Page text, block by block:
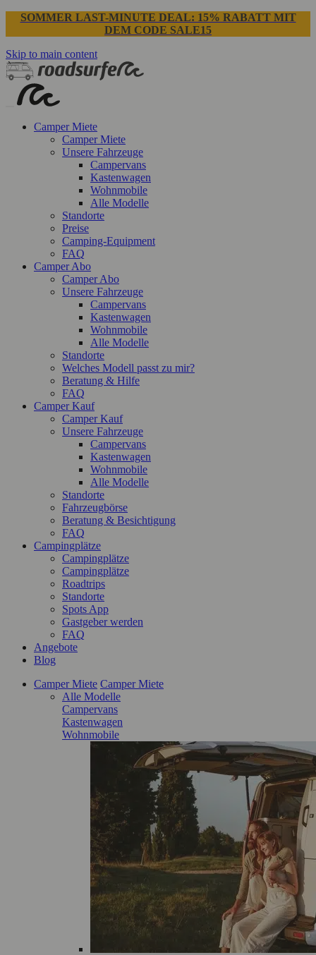
SOMMER LAST-MINUTE DEAL: 15% RABATT MIT
DEM CODE SALE15
Skip to main content
Camper Miete
Camper Miete
Unsere Fahrzeuge
Campervans
Kastenwagen
Wohnmobile
Alle Modelle
Standorte
Preise
Camping-Equipment
FAQ
Camper Abo
Camper Abo
Unsere Fahrzeuge
Campervans
Kastenwagen
Wohnmobile
Alle Modelle
Standorte
Welches Modell passt zu mir?
Beratung & Hilfe
FAQ
Camper Kauf
Camper Kauf
Unsere Fahrzeuge
Campervans
Kastenwagen
Wohnmobile
Alle Modelle
Standorte
Fahrzeugbörse
Beratung & Besichtigung
FAQ
Campingplätze
Campingplätze
Campingplätze
Roadtrips
Standorte
Spots App
Gastgeber werden
FAQ
Angebote
Blog
Camper Miete Camper Miete
Alle Modelle
Campervans
Kastenwagen
Wohnmobile